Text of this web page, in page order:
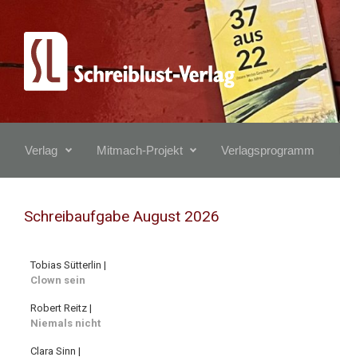
Zum Hauptinhalt springen
Verlag Mitmach-Projekt Verlagsprogramm
Schreibaufgabe August 2026
Tobias Sütterlin |
Clown sein
Robert Reitz |
Niemals nicht
Clara Sinn |